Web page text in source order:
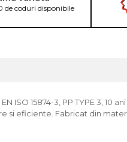
de coduri disponibile
ISO 15874-3, PP TYPE 3, 10
si eficiente. Fabricat din